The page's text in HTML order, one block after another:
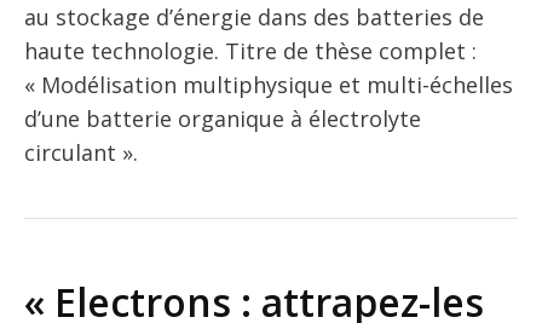
au stockage d’énergie dans des batteries de
haute technologie. Titre de thèse complet :
« Modélisation multiphysique et multi-échelles
d’une batterie organique à électrolyte
circulant ».
« Electrons : attrapez-les